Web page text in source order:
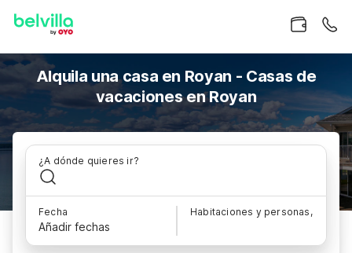
Alquila una casa en Royan - Casas de
vacaciones en Royan
¿A dónde quieres ir?
Fecha
Añadir fechas
Habitaciones y personas,